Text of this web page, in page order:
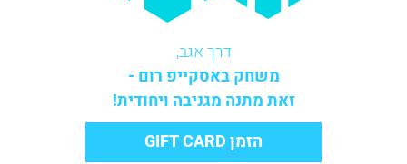
דרך אגב,
משחק באסקייפ רום -
זאת מתנה מגניבה ויחודית!
הזמן GIFT CARD